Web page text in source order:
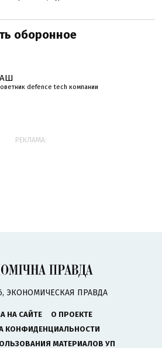
оборонное
defence tech компании
РЕКЛАМА:
ЭКОНОМИЧЕСКАЯ ПРАВДА
НА САЙТЕ
О ПРОЕКТЕ
КОНФИДЕНЦИАЛЬНОСТИ
МАТЕРИАЛОВ УП